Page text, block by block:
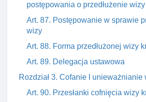
postępowania o przedłużenie wizy
Art. 87. Postępowanie w sprawie
wizy
Art. 88. Forma przedłużonej wizy
Art. 89. Delegacja ustawowa
Rozdział 3. Cofanie I unieważnianie
Art. 90. Przesłanki cofnięcia wizy